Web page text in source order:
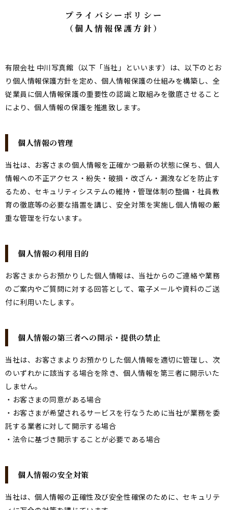
プライバシーポリシー
（個人情報保護方針）
有限会社 中川写真館（以下「当社」といいます）は、以下のとお
り個人情報保護方針を定め、個人情報保護の仕組みを構築し、全
従業員に個人情報保護の重要性の認識と取組みを徹底させること
により、個人情報の保護を推進致します。
個人情報の管理
当社は、お客さまの個人情報を正確かつ最新の状態に保ち、個人
情報への不正アクセス・紛失・破損・改ざん・漏洩などを防止す
るため、セキュリティシステムの維持・管理体制の整備・社員教
育の徹底等の必要な措置を講じ、安全対策を実施し個人情報の厳
重な管理を行ないます。
個人情報の利用目的
お客さまからお預かりした個人情報は、当社からのご連絡や業務
のご案内やご質問に対する回答として、電子メールや資料のご送
付に利用いたします。
個人情報の第三者への開示・提供の禁止
当社は、お客さまよりお預かりした個人情報を適切に管理し、次
のいずれかに該当する場合を除き、個人情報を第三者に開示いた
しません。
・お客さまの同意がある場合
・お客さまが希望されるサービスを行なうために当社が業務を委
託する業者に対して開示する場合
・法令に基づき開示することが必要である場合
個人情報の安全対策
当社は、個人情報の正確性及び安全性確保のために、セキュリテ